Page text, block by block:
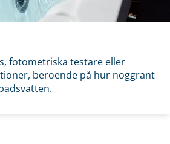
fotometriska testare eller
beroende på hur noggrant